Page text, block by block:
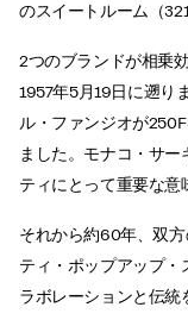
のスイートルーム（
2つのブランドが相乗
1957年5月19日に遡り
ル・ファンジオが
ました。モナコ・サ
ティにとって重要な意
それから約60年、双
ティ・ポップアップ・
ラボレーションと伝統